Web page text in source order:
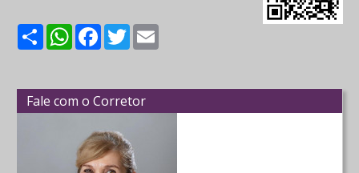
ShareWhatsApp
Facebook
Twitter
Fale com o Corretor